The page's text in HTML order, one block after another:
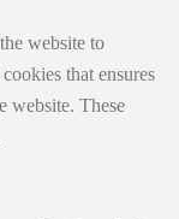
website to
that ensures
website. These